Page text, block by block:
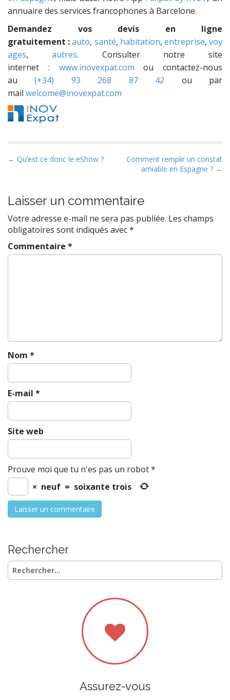
annuaire des services francophones à Barcelone.
Demandez vos devis en ligne
gratuitement :auto, santé, habitation, entreprise,voy
ages, autres. Consulter notre site
internet : www.inovexpat.com ou contactez-nous
au(+34) 93 268 87 42 ou par
mail welcome@inovexpat.com
P
t
n
a
v
i
← Qu’est ce donc le eShow ?
Comment remplir un constat
amiable en Espagne ? →
Laisser un commentaire
Votre adresse e-mail ne sera pas publiée. Les champs
obligatoires sont indiqués avec*
Commentaire *
Nom *
E-mail *
Site web
Prouve moi que tu n'es pas un robot*
× neuf = soixante trois
Rechercher
Rechercher :
Assurez-vous